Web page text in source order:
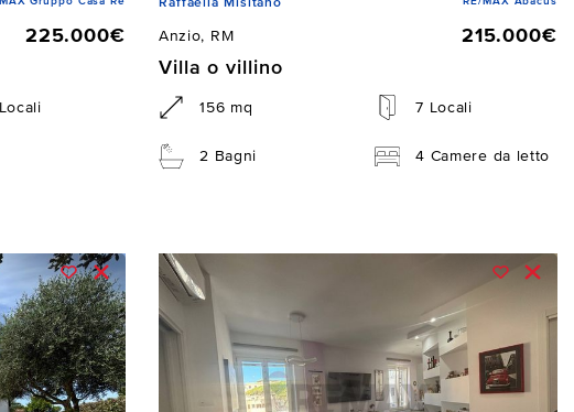
225.000€
Raffaella Misitano
Anzio, RM
215.000€
Villa o villino
156 mq 7 Locali
2 Bagni 4 Camere da letto